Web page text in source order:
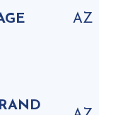
AZ